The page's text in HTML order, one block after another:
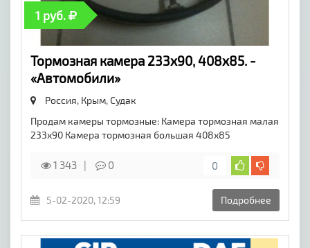
1 руб.
Тормозная камера 233х90, 408х85. -
«Автомобили»
Россия, Крым,Судак
Продам камеры тормозные: Камера тормозная малая
233х90 Камера тормозная большая 408х85
1 343 0 0
5-02-2020, 12:59 Подробнее